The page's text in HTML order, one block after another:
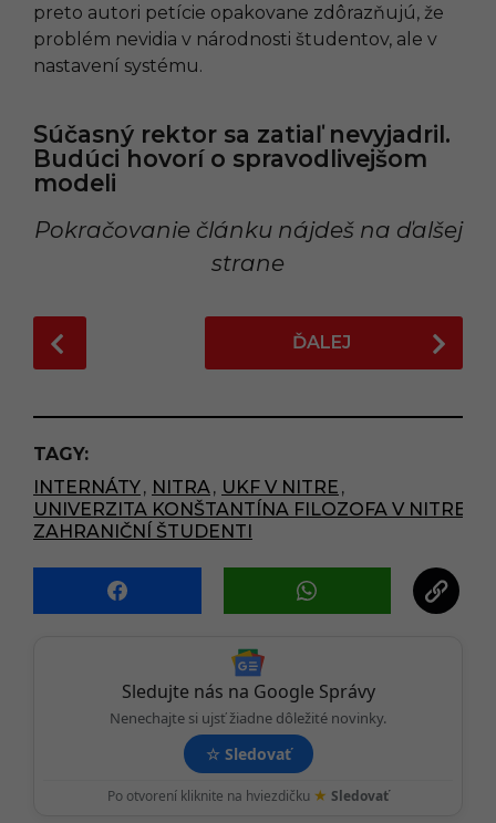
preto autori petície opakovane zdôrazňujú, že
problém nevidia v národnosti študentov, ale v
nastavení systému.
Súčasný rektor sa zatiaľ nevyjadril.
Budúci hovorí o spravodlivejšom
modeli
Pokračovanie článku nájdeš na ďalšej
strane
o
t
P
a
g
i
n
t
ĎALEJ
TAGY:
INTERNÁTY, NITRA , UKF V NITRE ,
UNIVERZITA KONŠTANTÍNA FILOZOFA V NITRE
ZAHRANIČNÍ ŠTUDENTI
Sledujte nás na Google Správy
Nenechajte si ujsť žiadne dôležité novinky.
☆ Sledovať
Po otvorení kliknite na hviezdičku ★ Sledovať